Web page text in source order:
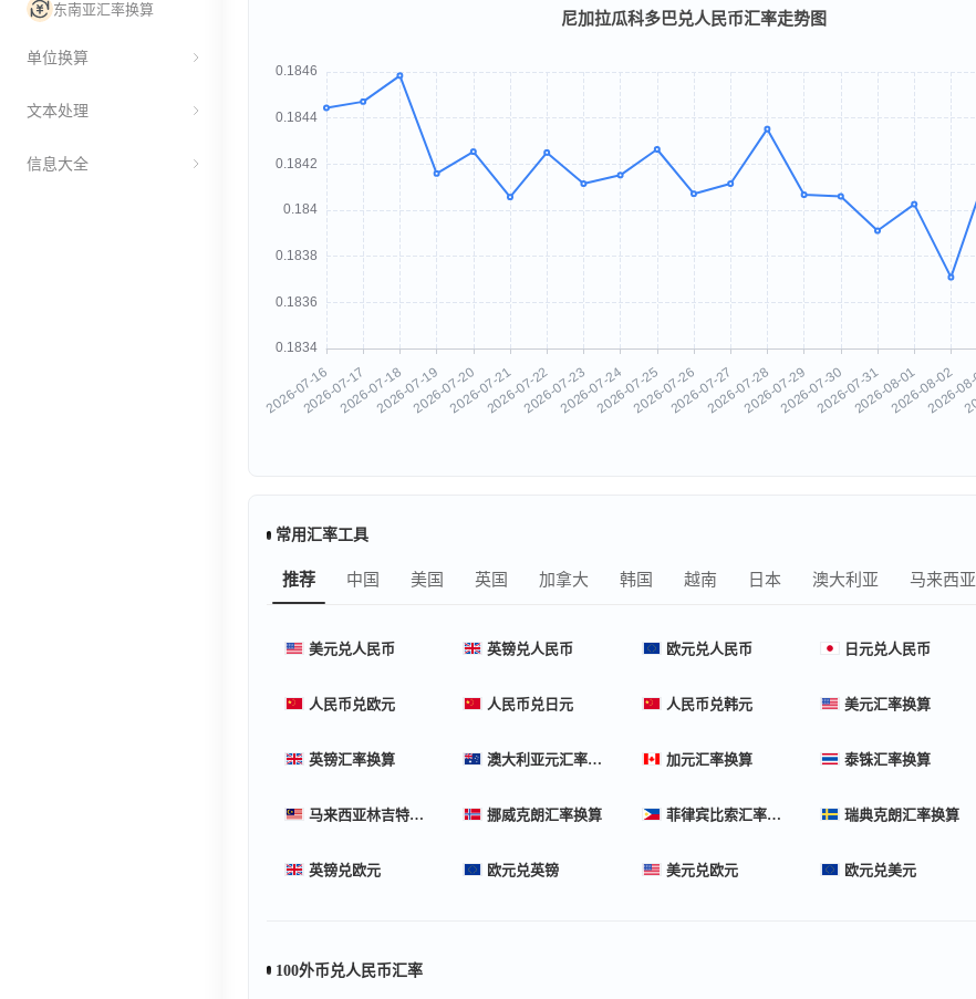
东南亚汇率换算
单位换算
文本处理
信息大全
常用汇率工具
推荐 中国 美国 英国 加拿大 韩国 越南 日本 澳大利亚 马来西亚
美元兑人民币 英镑兑人民币 欧元兑人民币 日元兑人民币
人民币兑欧元 人民币兑日元 人民币兑韩元 美元汇率换算
英镑汇率换算 澳大利亚元汇率换算 加元汇率换算 泰铢汇率换算
马来西亚林吉特汇率换算 挪威克朗汇率换算 菲律宾比索汇率换算 瑞典克朗汇率换算
英镑兑欧元 欧元兑英镑 美元兑欧元 欧元兑美元
100外币兑人民币汇率